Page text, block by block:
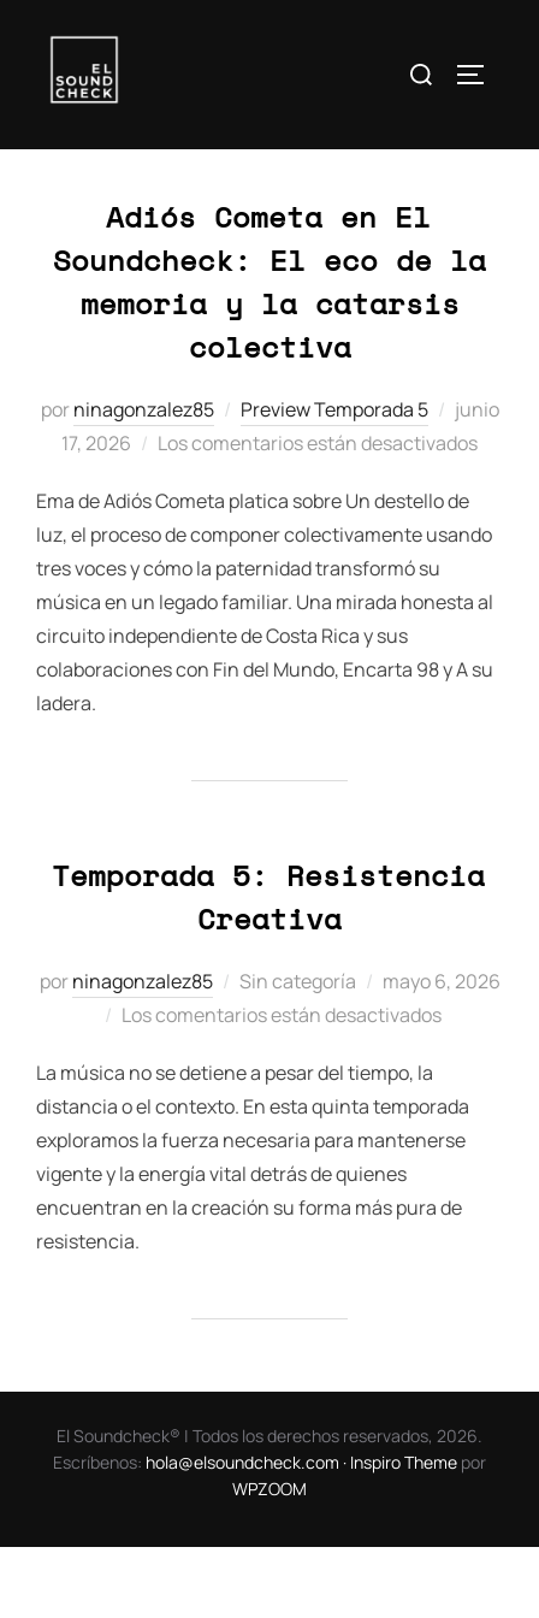
Buscar:
Etiqueta:
Adiós Cometa en El
Soundcheck: El eco de la
memoria y la catarsis
colectiva
porninagonzalez85 Preview Temporada 5
el
junio
17, 2026
Los comentarios están desactivados
Ema de Adiós Cometa platica sobre Un destello de
luz, el proceso de componer colectivamente usando
tres voces y cómo la paternidad transformó su
música en un legado familiar. Una mirada honesta al
circuito independiente de Costa Rica y sus
colaboraciones con Fin del Mundo, Encarta 98 y A su
ladera.
Temporada 5: Resistencia
Creativa
porninagonzalez85 Sin categoría
Publicado
el
mayo 6, 2026
Los comentarios están desactivados
La música no se detiene a pesar del tiempo, la
distancia o el contexto. En esta quinta temporada
exploramos la fuerza necesaria para mantenerse
vigente y la energía vital detrás de quienes
encuentran en la creación su forma más pura de
resistencia.
El Soundcheck® | Todos los derechos reservados, 2026.
Escríbenos: hola@elsoundcheck.com · Inspiro Theme por
WPZOOM